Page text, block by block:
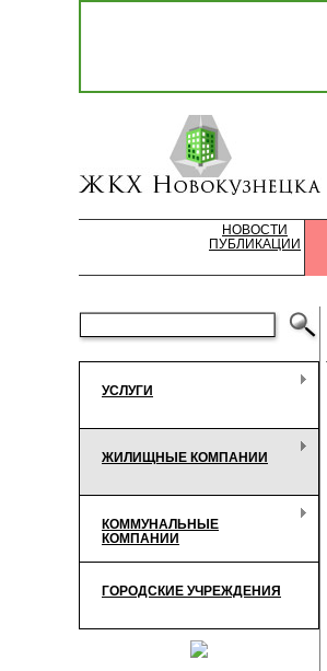
НОВОСТИ
ПУБЛИКАЦИИ
УСЛУГИ
ЖИЛИЩНЫЕ КОМПАНИИ
КОММУНАЛЬНЫЕ
КОМПАНИИ
ГОРОДСКИЕ УЧРЕЖДЕНИЯ